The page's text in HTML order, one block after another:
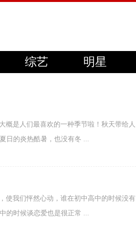
综艺 明星
概是人们最喜欢的一种季节啦！秋天带给人
日的炎热酷暑，也没有冬 ...
使我们怦然心动，谁在初中高中的时候没有
的时候谈恋爱也是很正常 ...